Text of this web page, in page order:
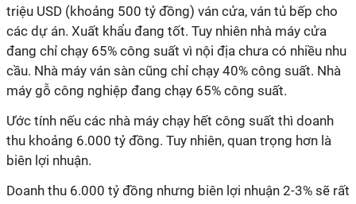
triệu USD (khoảng 500 tỷ đồng) ván cửa, ván tủ bếp cho
các dự án. Xuất khẩu đang tốt. Tuy nhiên nhà máy cửa
đang chỉ chạy 65% công suất vì nội địa chưa có nhiều nhu
cầu. Nhà máy ván sàn cũng chỉ chạy 40% công suất. Nhà
máy gỗ công nghiệp đang chạy 65% công suất.
Ước tính nếu các nhà máy chạy hết công suất thì doanh
thu khoảng 6.000 tỷ đồng. Tuy nhiên, quan trọng hơn là
biên lợi nhuận.
Doanh thu 6.000 tỷ đồng nhưng biên lợi nhuận 2-3% sẽ rất